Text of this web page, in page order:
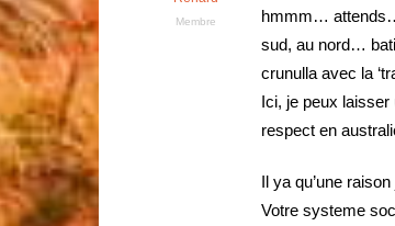
Membre
hmmm…
sud, au nord…
crunulla avec la
Ici, je peux laisser
respect en
Il ya qu’une
Votre systeme